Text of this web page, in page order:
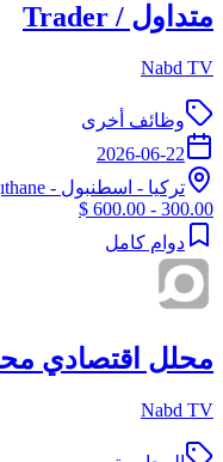
متداول / Trader
Nabd TV
وظائف أخرى
2026-06-22
تركيا - اسطنبول - kağıthane
300.00 - 600.00 $
دوام كامل
محلل اقتصادي
Nabd TV